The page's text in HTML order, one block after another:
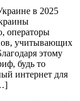
в 2025
операторы
учитывающих
этому
будь то
интернет для